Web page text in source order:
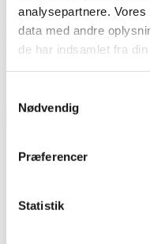
analysepartnere.
data med andre
de har indsamlet fra
Nødvendig
Præferencer
Statistik
Model nummer: DL-SUP-
Bækkener, stativer, pedal